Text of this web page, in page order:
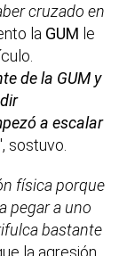
cruzado en
la GUM le
de la GUM y
a escalar
sostuvo.
física porque
pegar a uno
bastante
la agresión